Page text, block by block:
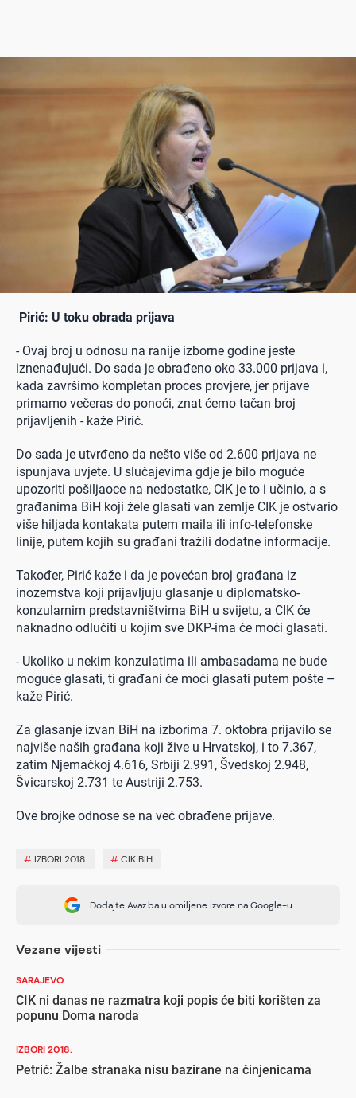
Pirić: U toku obrada prijava
- Ovaj broj u odnosu na ranije izborne godine jeste
iznenađujući. Do sada je obrađeno oko 33.000 prijava i,
kada završimo kompletan proces provjere, jer prijave
primamo večeras do ponoći, znat ćemo tačan broj
prijavljenih - kaže Pirić.
Do sada je utvrđeno da nešto više od 2.600 prijava ne
ispunjava uvjete. U slučajevima gdje je bilo moguće
upozoriti pošiljaoce na nedostatke, CIK je to i učinio, a s
građanima BiH koji žele glasati van zemlje CIK je ostvario
više hiljada kontakata putem maila ili info-telefonske
linije, putem kojih su građani tražili dodatne informacije.
Također, Pirić kaže i da je povećan broj građana iz
inozemstva koji prijavljuju glasanje u diplomatsko-
konzularnim predstavništvima BiH u svijetu, a CIK će
naknadno odlučiti u kojim sve DKP-ima će moći glasati.
- Ukoliko u nekim konzulatima ili ambasadama ne bude
moguće glasati, ti građani će moći glasati putem pošte –
kaže Pirić.
Za glasanje izvan BiH na izborima 7. oktobra prijavilo se
najviše naših građana koji žive u Hrvatskoj, i to 7.367,
zatim Njemačkoj 4.616, Srbiji 2.991, Švedskoj 2.948,
Švicarskoj 2.731 te Austriji 2.753.
Ove brojke odnose se na već obrađene prijave.
# IZBORI 2018. #CIK BIH
Dodajte Avaz.ba u omiljene izvore na Google-u.
Vezane vijesti
SARAJEVO
CIK ni danas ne razmatra koji popis će biti korišten za
popunu Doma naroda
IZBORI 2018.
Petrić: Žalbe stranaka nisu bazirane na činjenicama